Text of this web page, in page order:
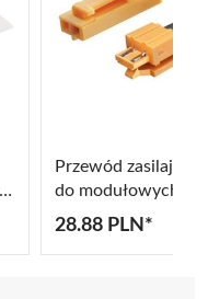
Przewód zasilający
do modułowych
Loox
28.88 PLN*